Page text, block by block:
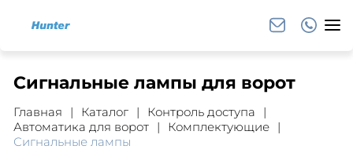
Cигнальные лампы для ворот
Главная Каталог
Контроль доступа
Автоматика для ворот
Комплектующие
Сигнальные лампы